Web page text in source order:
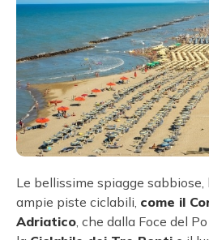
Le bellissime spiagge sabbiose,
ampie piste ciclabili, come il
Adriatico, che dalla Foce del